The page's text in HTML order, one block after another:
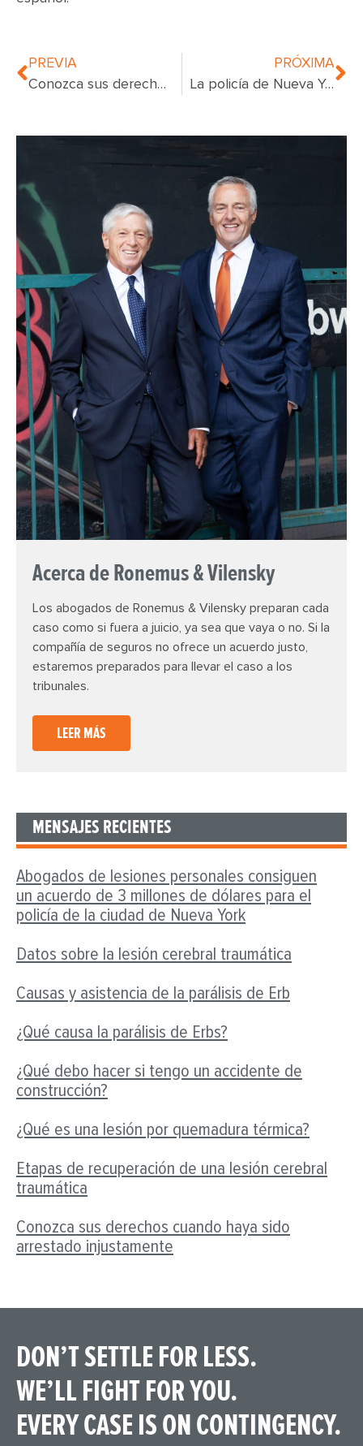
Acerca de Ronemus & Vilensky
Los abogados de Ronemus & Vilensky preparan cada
caso como si fuera a juicio, ya sea que vaya o no. Si la
compañía de seguros no ofrece un acuerdo justo,
estaremos preparados para llevar el caso a los
tribunales.
LEER MÁS
MENSAJES RECIENTES
Abogados de lesiones personales consiguen
un acuerdo de 3 millones de dólares para el
policía de la ciudad de Nueva York
Datos sobre la lesión cerebral traumática
Causas y asistencia de la parálisis de Erb
¿Qué causa la parálisis de Erbs?
¿Qué debo hacer si tengo un accidente de
construcción?
¿Qué es una lesión por quemadura térmica?
Etapas de recuperación de una lesión cerebral
traumática
Conozca sus derechos cuando haya sido
arrestado injustamente
PREVIA
Conozca sus derechos civiles
PRÓXIMA
La policía de Nueva York debería dejar de hacer paradas de tráfico, dice el fiscal general
DON’T SETTLE FOR LESS.
WE’LL FIGHT FOR YOU.
EVERY CASE IS ON CONTINGENCY.